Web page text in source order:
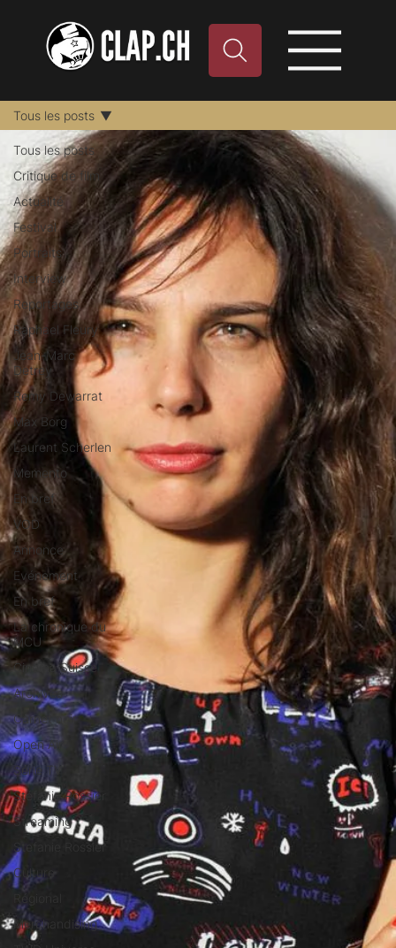
Tous les posts
Critique de film
Actualité
Festival
Portraits
Interview
Reportages
Raphael Fleury
Jean-Marc
Detrey
Remy Dewarrat
Max Borg
Laurent Scherlen
Memento
En bref
VOD
Annonce
Evénement
En bref
La chronique du
MCU
Cinéma Suisse
Archives
Carnet noir
Open Air
Série TV
Stéfanie Rossier
Streaming
Stefanie Rossier
Culture
Merchandising
Tous les posts